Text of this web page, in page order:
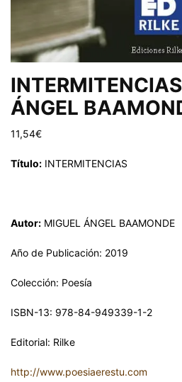
ÁNGEL
11,54€
Título: INTERMITENCIAS
Autor: MIGUEL ÁNGEL BAAMONDE
Año de Publicación: 2019
Colección: Poesía
ISBN-13: 978-84-949339-1-2
Editorial: Rilke
http://www.poesiaerestu.com